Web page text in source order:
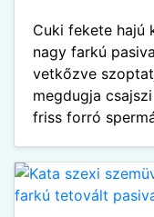
Cuki fekete hajú
nagy farkú
vetkőzve
megdugja
friss forró